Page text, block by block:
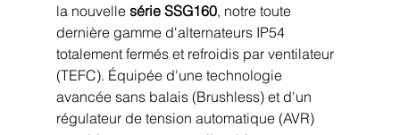
la nouvelle série SSG160, notre toute
dernière gamme d'alternateurs IP54
totalement fermés et refroidis par ventilateur
(TEFC). Équipée d'une technologie
avancée sans balais (Brushless) et d'un
régulateur de tension automatique (AVR)